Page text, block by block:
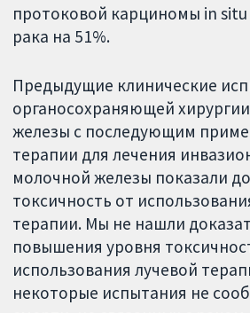
протоковой карциномы in situ
рака на 51%.
Предыдущие клинические
органосохраняющей
железы с последующим
терапии для лечения
молочной железы показали
токсичность от
терапии. Мы не нашли
повышения уровня
использования лучевой
некоторые испытания не